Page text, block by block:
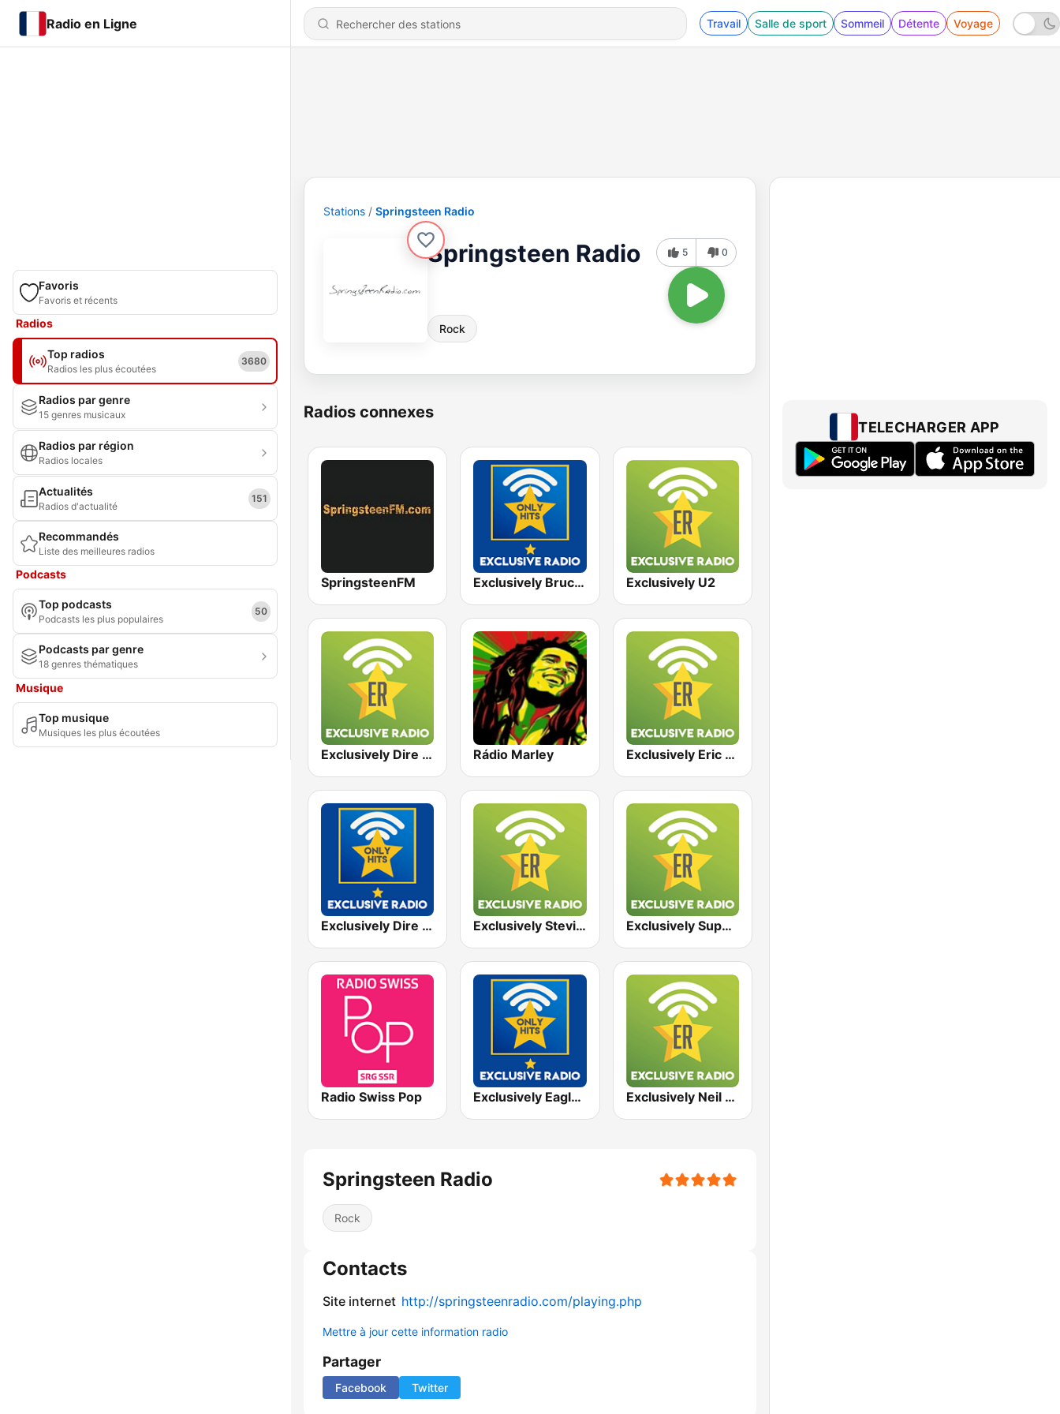
Radio en Ligne Travail Salle de sport Sommeil Détente Voyage
Favoris
Favoris et récents
Radios
Top radios
Radios les plus écoutées
3680
Radios par genre
15 genres musicaux
Radios par région
Radios locales
Actualités
Radios d'actualité
151
Recommandés
Liste des meilleures radios
Podcasts
Top podcasts
Podcasts les plus populaires
50
Podcasts par genre
18 genres thématiques
Musique
Top musique
Musiques les plus écoutées
Stations Springsteen Radio
Springsteen Radio
Rock
5 0
Radios connexes
SpringsteenFM Exclusively Bruce Springsteen - HITS Exclusively U2
Exclusively Dire Straits Rádio Marley Exclusively Eric Clapton
Exclusively Dire Straits - HITS Exclusively Stevie Ray Vaughan Exclusively Supertramp
Radio Swiss Pop Exclusively Eagles - HITS Exclusively Neil Young
Springsteen Radio
Rock
Contacts
Site internet http://springsteenradio.com/playing.php
Mettre à jour cette information radio
Partager
Facebook Twitter
TELECHARGER APP